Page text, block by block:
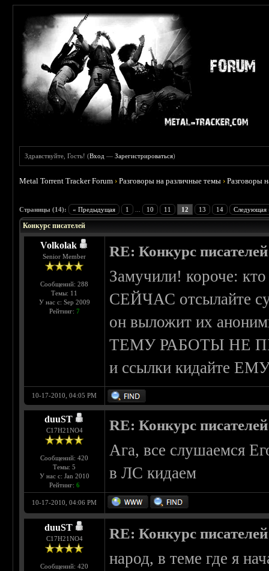
Здравствуйте, Гость! (Вход —Зарегистрироваться)
Metal Torrent Tracker Forum ›Разговоры на различные темы ›Разговоры
Страницы (14): « Предыдущая 1 10 11 12 13 14 Следующая
Конкурс писателей
Volkolak
Senior Member
Сообщений: 288
Темы: 11
У нас с: Sep 2009
Рейтинг: 7
RE: Конкурс писателей
Замучили! короче:
СЕЙЧАС отсылайте
он выложит их
ТЕМУ РАБОТЫ НЕ
и ссылки кидайте
10-17-2010, 04:05 PM
duuST
С17H21NO4
Сообщений: 420
Темы: 5
У нас с: Jan 2010
Рейтинг: 6
RE: Конкурс писателей
Ага, все слушаемся
в ЛС кидаем
10-17-2010, 04:06 PM
duuST
С17H21NO4
Сообщений: 420
RE: Конкурс писателей
народ, в теме где я